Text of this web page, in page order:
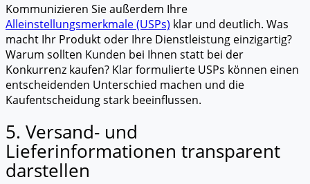
Kommunizieren Sie außerdem Ihre
Alleinstellungsmerkmale (USPs) klar und deutlich. Was
macht Ihr Produkt oder Ihre Dienstleistung einzigartig?
Warum sollten Kunden bei Ihnen statt bei der
Konkurrenz kaufen? Klar formulierte USPs können einen
entscheidenden Unterschied machen und die
Kaufentscheidung stark beeinflussen.
5. Versand- und
Lieferinformationen transparent
darstellen